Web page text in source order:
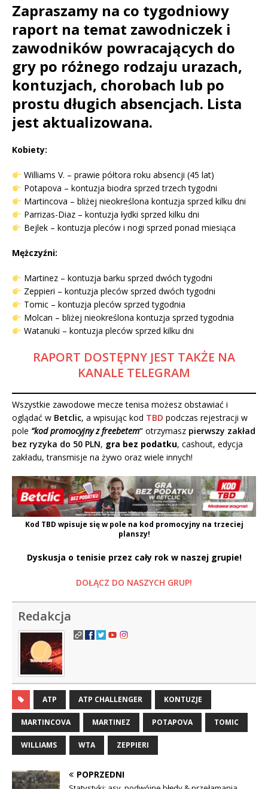
Zapraszamy na co tygodniowy
raport na temat zawodniczek i
zawodników powracających do
gry po różnego rodzaju urazach,
kontuzjach, chorobach lub po
prostu długich absencjach. Lista
jest aktualizowana.
Kobiety:
Williams V. – prawie półtora roku absencji (45 lat)
Potapova – kontuzja biodra sprzed trzech tygodni
Martincova – bliżej nieokreślona kontuzja sprzed kilku dni
Parrizas-Diaz – kontuzja łydki sprzed kilku dni
Bejlek – kontuzja pleców i nogi sprzed ponad miesiąca
Mężczyźni:
Martinez – kontuzja barku sprzed dwóch tygodni
Zeppieri – kontuzja pleców sprzed dwóch tygodni
Tomic – kontuzja pleców sprzed tygodnia
Molcan – bliżej nieokreślona kontuzja sprzed tygodnia
Watanuki – kontuzja pleców sprzed kilku dni
RAPORT DOSTĘPNY JEST TAKŻE NA
KANALE TELEGRAM
Wszystkie zawodowe mecze tenisa możesz obstawiać i
oglądać w Betclic, a wpisując kod TBD podczas rejestracji w
pole “kod promocyjny z freebetem“ otrzymasz pierwszy zakład
bez ryzyka do 50 PLN, gra bez podatku, cashout, edycja
zakładu, transmisje na żywo oraz wiele innych!
Kod TBD wpisuje się w pole na kod promocyjny na trzeciej
planszy!
Dyskusja o tenisie przez cały rok w naszej grupie!
DOŁĄCZ DO NASZYCH GRUP!
Redakcja
ATP ATP CHALLENGER KONTUZJE
MARTINCOVA MARTINEZ POTAPOVA TOMIC
WILLIAMS WTA ZEPPIERI
POPRZEDNI